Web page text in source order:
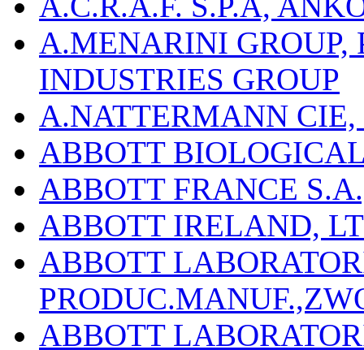
A.MENARINI
INDUSTRIES GROUP
A.NATTERMANN
ABBOTT
ABBOTT FRANCE
ABBOTT IRELAND,
ABBOTT
ABBOTT